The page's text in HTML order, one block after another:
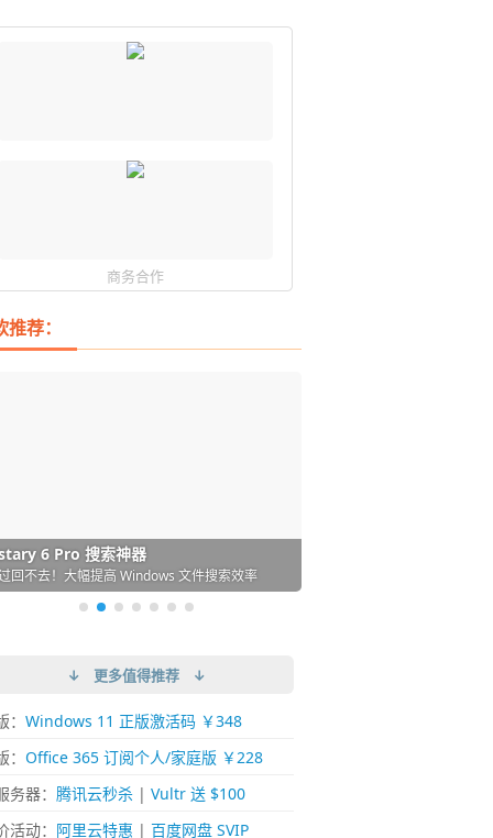
商务合作
荐：
必备的下载神器
的 Windows 平台下载工具
6 Pro 搜索神器
回不去！大幅提高 Windows 文件搜索效率
桌面图标自动整理/美化神器
必备！图标再多桌面也不再凌乱！
Desktop 虚拟机
上流畅运行 Windows (支持 M 芯片)
下载网络视频的神器 (Mac)
下视频，超简单好用！谁用谁知道
- 极简好用的 Markdown 编辑器
写作体验！跨平台支持 Win / Mac
↓ 更多值得推荐 ↓
Windows 11 正版激活码 ￥348
Office 365 订阅个人/家庭版 ￥228
务器： 腾讯云秒杀| Vultr 送 $100
活动： 阿里云特惠 | 百度网盘 SVIP